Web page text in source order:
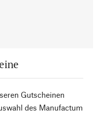
Gutscheinen
des Manufactum